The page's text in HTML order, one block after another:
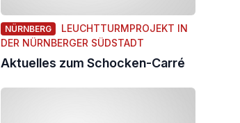
NÜRNBERG
LEUCHTTURMPROJEKT IN
DER NÜRNBERGER SÜDSTADT
Aktuelles zum Schocken-Carré